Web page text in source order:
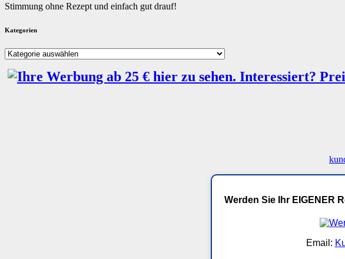
Stimmung ohne Rezept und einfach gut drauf!
Kategorien
Kategorien
Werden Sie Ihr EIGENER
Email: